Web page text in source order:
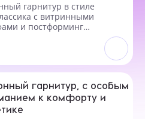
гарнитур в стиле
с витринными
и постформинг
гарнитур, с особым
к комфорту и